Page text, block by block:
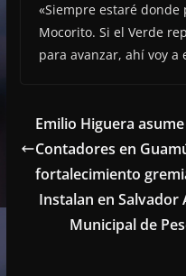
«Siempre estaré
Mocorito. Si el Verde
para avanzar, ahí voy a
Emilio Higuera
Contadores en
fortalecimiento
Instalan en Salvador
Municipal de